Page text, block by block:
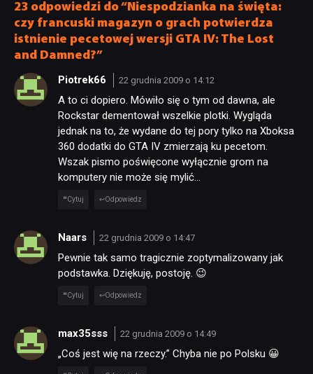
23 odpowiedzi do “Niespodzianka na święta:
czy francuski magazyn o grach potwierdza
istnienie pecetowej wersji GTA IV: The Lost
and Damned?”
Piotrek66 22 grudnia 2009 o 14:12
A to ci dopiero. Mówiło się o tym od dawna, ale
Rockstar dementował wszelkie plotki. Wygląda
jednak na to, że wydane do tej pory tylko na Xboksa
360 dodatki do GTA IV zmierzają ku pecetom.
Wszak pismo poświęcone wyłącznie grom na
komputery nie może się mylić…
Cytuj Odpowiedz
Naars 22 grudnia 2009 o 14:47
Pewnie tak samo tragicznie zoptymalizowany jak
podstawka. Dziękuję, postoję. 😉
Cytuj Odpowiedz
max35sss 22 grudnia 2009 o 14:49
„Coś jest wię na rzeczy.” Chyba nie po Polsku 😀